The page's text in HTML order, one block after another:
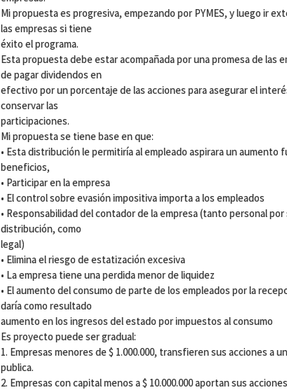
Mi propuesta es progresiva, empezando por PYMES, y luego ir
las empresas si tiene
éxito el programa.
Esta propuesta debe estar acompañada por una promesa de las
de pagar dividendos en
efectivo por un porcentaje de las acciones para asegurar el
conservar las
participaciones.
Mi propuesta se tiene base en que:
• Esta distribución le permitiría al empleado aspirara un aumento
beneficios,
• Participar en la empresa
• El control sobre evasión impositiva importa a los empleados
• Responsabilidad del contador de la empresa (tanto personal
distribución, como
legal)
• Elimina el riesgo de estatización excesiva
• La empresa tiene una perdida menor de liquidez
• El aumento del consumo de parte de los empleados por la
daría como resultado
aumento en los ingresos del estado por impuestos al consumo
Es proyecto puede ser gradual:
1. Empresas menores de $ 1.000.000, transfieren sus acciones a
publica.
2. Empresas con capital menos a $ 10.000.000 aportan sus